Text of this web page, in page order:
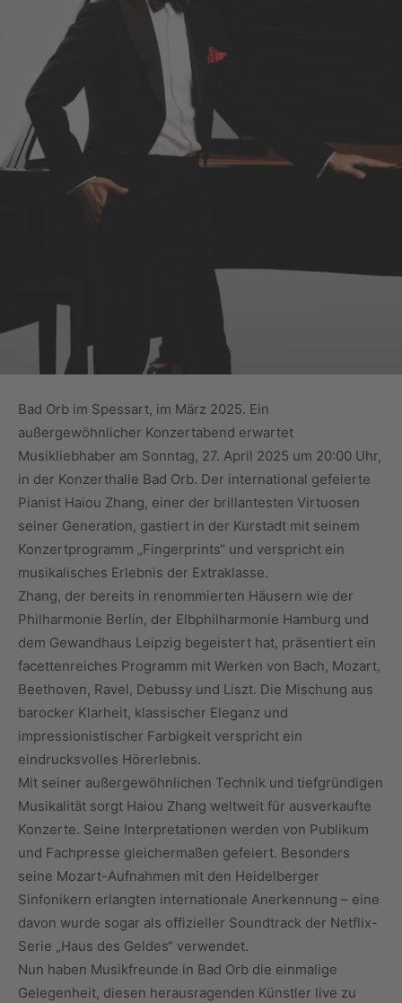
Bad Orb im Spessart, im März 2025. Ein
außergewöhnlicher Konzertabend erwartet
Musikliebhaber am Sonntag, 27. April 2025 um 20:00 Uhr,
in der Konzerthalle Bad Orb. Der international gefeierte
Pianist Haiou Zhang, einer der brillantesten Virtuosen
seiner Generation, gastiert in der Kurstadt mit seinem
Konzertprogramm „Fingerprints“ und verspricht ein
musikalisches Erlebnis der Extraklasse.
Zhang, der bereits in renommierten Häusern wie der
Philharmonie Berlin, der Elbphilharmonie Hamburg und
dem Gewandhaus Leipzig begeistert hat, präsentiert ein
facettenreiches Programm mit Werken von Bach, Mozart,
Beethoven, Ravel, Debussy und Liszt. Die Mischung aus
barocker Klarheit, klassischer Eleganz und
impressionistischer Farbigkeit verspricht ein
eindrucksvolles Hörerlebnis.
Mit seiner außergewöhnlichen Technik und tiefgründigen
Musikalität sorgt Haiou Zhang weltweit für ausverkaufte
Konzerte. Seine Interpretationen werden von Publikum
und Fachpresse gleichermaßen gefeiert. Besonders
seine Mozart-Aufnahmen mit den Heidelberger
Sinfonikern erlangten internationale Anerkennung – eine
davon wurde sogar als offizieller Soundtrack der Netflix-
Serie „Haus des Geldes“ verwendet.
Nun haben Musikfreunde in Bad Orb die einmalige
Gelegenheit, diesen herausragenden Künstler live zu